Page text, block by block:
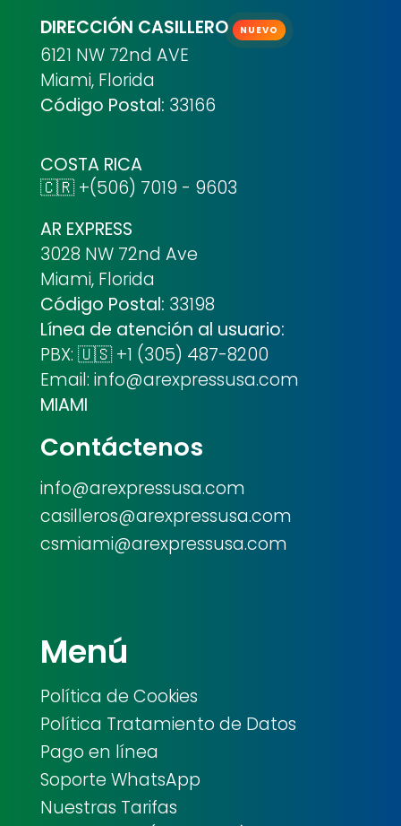
DIRECCIÓN CASILLERO NUEVO
6121 NW 72nd AVE
Miami, Florida
Código Postal: 33166
COSTA RICA
🇨🇷 +(506) 7019 - 9603
AR EXPRESS
3028 NW 72nd Ave
Miami, Florida
Código Postal: 33198
Línea de atención al usuario:
PBX: 🇺🇸 +1 (305) 487-8200
Email: info@arexpressusa.com
MIAMI
Contáctenos
info@arexpressusa.com
casilleros@arexpressusa.com
csmiami@arexpressusa.com
Menú
Política de Cookies
Política Tratamiento de Datos
Pago en línea
Soporte WhatsApp
Nuestras Tarifas